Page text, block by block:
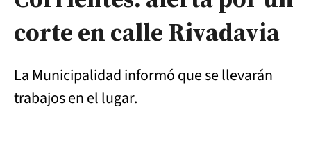
corte en calle Rivadavia
La Municipalidad informó que se llevarán
trabajos en el lugar.